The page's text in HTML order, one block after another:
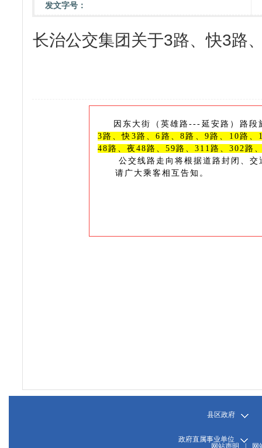
发文字号：
长治公交集团关于3路、快3路
因 东大街（英雄路---延安路）路段
3路、快3路、6路、8路、9路、10路
48路、夜48路、59路、311路、302路
公交线路走向将根据道路封闭、交
请广大乘客相互告知。
县区政府
政府直属事业单位
网站声明
网